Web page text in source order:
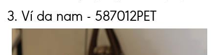
3. Ví da nam - 587012PET